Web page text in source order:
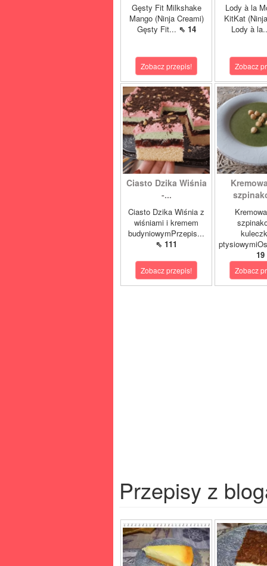
Gęsty Fit Milkshake
Mango (Ninja Creami)
Gęsty Fit... ⇖ 14
Zobacz przepis!
Lody à la
KitKat
Lody à
Zobacz
Ciasto Dzika Wiśnia
-...
Ciasto Dzika Wiśnia z
wiśniami i kremem
budyniowymPrzepis...
⇖ 111
Zobacz przepis!
19
Zobacz
Przepisy z